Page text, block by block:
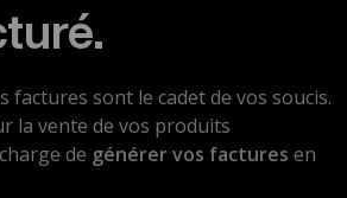
factures sont le cadet de vos soucis.
la vente de vos produits
de générer vos factures en